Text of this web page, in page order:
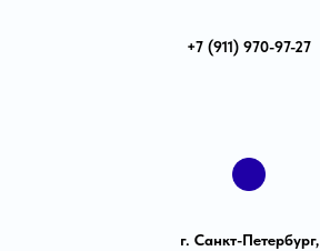
+7 (911) 970-97-27
г. Санкт-Петербург,